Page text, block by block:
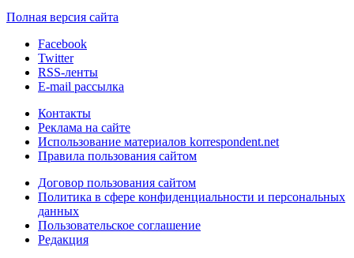
Полная версия сайта
Facebook
Twitter
RSS-ленты
E-mail рассылка
Контакты
Реклама на сайте
Использование материалов korrespondent.net
Правила пользования сайтом
Договор пользования сайтом
Политика в сфере конфиденциальности и персональных
данных
Пользовательское соглашение
Редакция